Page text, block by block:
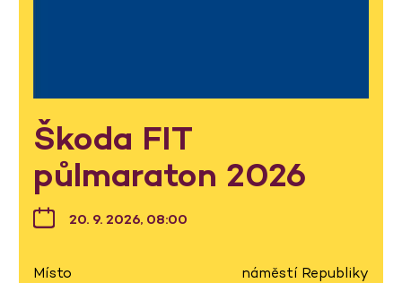
Škoda FIT
půlmaraton 2026
20. 9. 2026, 08:00
Místo náměstí Republiky